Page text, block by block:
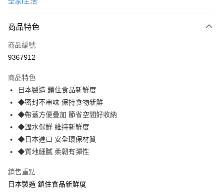
運送方式
全家取貨付款
常溫-付款後全家取貨
免運費
商品特色
商品編號
9367912
商品特色
日本製造 鎖住食品新鮮度
◆密封不串味 保持食物新鮮
◆帶蓋方便疊加 節省空間好收納
◆瀝水保鮮 維持新鮮度
◆日本進口 安全環保材質
◆質地細膩 柔韌有彈性
銷售重點
日本製造 鎖住食品新鮮度